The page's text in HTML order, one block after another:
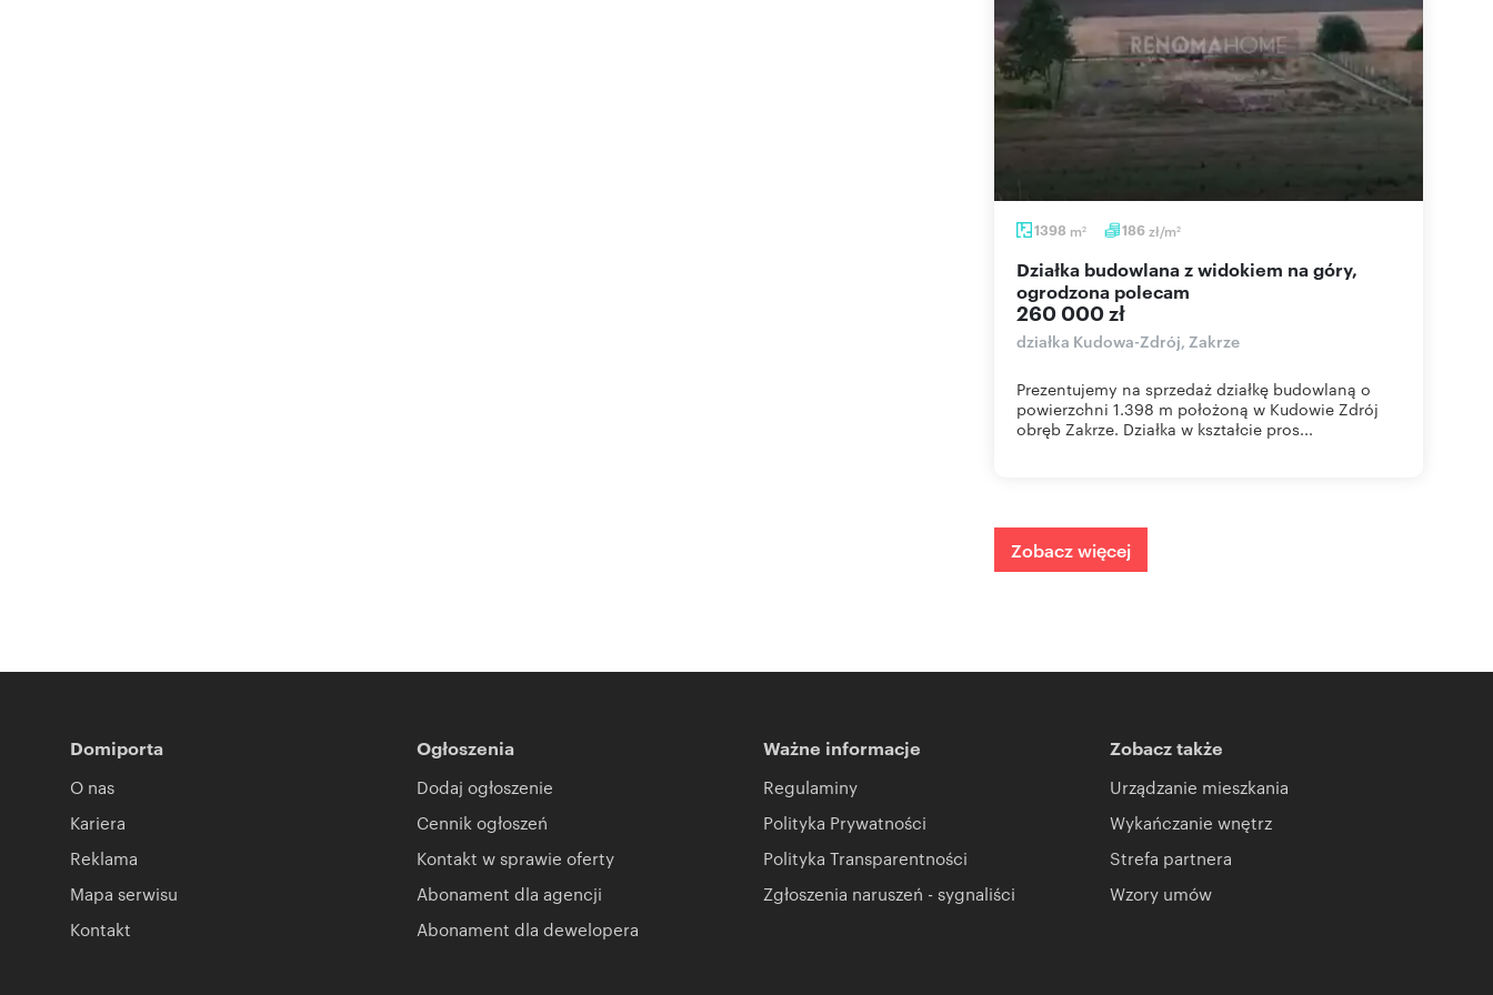
1398 m2 186zł/m2
Działka budowlana z widokiem na góry,
ogrodzona polecam
260 000 zł
działka Kudowa-Zdrój, Zakrze
Prezentujemy na sprzedaż działkę budowlaną o
powierzchni 1.398 m położoną w Kudowie Zdrój
obręb Zakrze. Działka w kształcie pros...
Zobacz więcej
Domiporta
O nas
Kariera
Reklama
Mapa serwisu
Kontakt
Ogłoszenia
Dodaj ogłoszenie
Cennik ogłoszeń
Kontakt w sprawie oferty
Abonament dla agencji
Abonament dla dewelopera
Ważne informacje
Regulaminy
Polityka Prywatności
Polityka Transparentności
Zgłoszenia naruszeń - sygnaliści
Zobacz także
Urządzanie mieszkania
Wykańczanie wnętrz
Strefa partnera
Wzory umów